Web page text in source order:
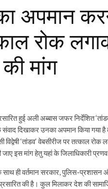
अपमान
रोक
मांग
हुई अली अब्बास जफर निर्देशित
दिखाकर उनका अपमान किया गया है
‘तांडव’ वेबसीरीज पर तत्काल
इस मांग हेतु यहां के जिलाधिकारी
ही वर्तमान सरकार, पुलिस-
प्रसारित की है। कुल मिलाकर देश की